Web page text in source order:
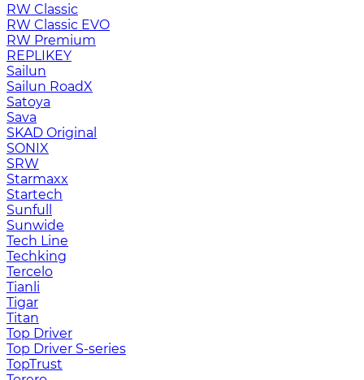
RW Classic
RW Classic EVO
RW Premium
RЕPLIKEY
Sailun
Sailun RoadX
Satoya
Sava
SKAD Original
SONIX
SRW
Starmaxx
Startech
Sunfull
Sunwide
Tech Line
Techking
Tercelo
Tianli
Tigar
Titan
Top Driver
Top Driver S-series
TopTrust